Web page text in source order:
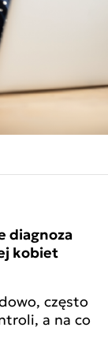
diagnoza
kobiet
często
a na co